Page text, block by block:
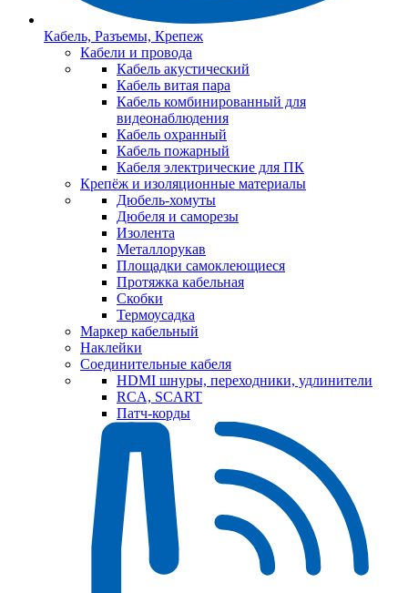
Кабель, Разъемы, Крепеж
Кабели и провода
Кабель акустический
Кабель витая пара
Кабель комбинированный для
видеонаблюдения
Кабель охранный
Кабель пожарный
Кабеля электрические для ПК
Крепёж и изоляционные материалы
Дюбель-хомуты
Дюбеля и саморезы
Изолента
Металлорукав
Площадки самоклеющиеся
Протяжка кабельная
Скобки
Термоусадка
Маркер кабельный
Наклейки
Соединительные кабеля
HDMI шнуры, переходники, удлинители
RCA, SCART
Патч-корды